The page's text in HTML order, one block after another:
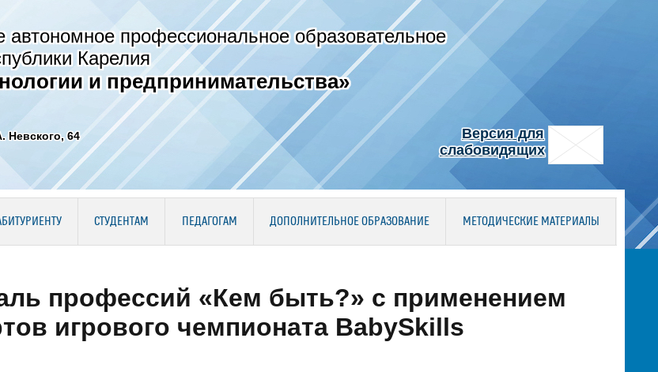
автономное профессиональное образовательное
Карелия
и предпринимательства»
Невского, 64
Версия для
слабовидящих
СТУДЕНТАМ ПЕДАГОГАМ ДОПОЛНИТЕЛЬНОЕ ОБРАЗОВАНИЕ МЕТОДИЧЕСКИЕ МАТЕРИАЛЫ
профессий «Кем быть?» с применением
игрового чемпионата BabySkills